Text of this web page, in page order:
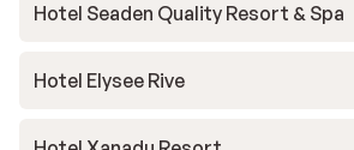
Hotel Seaden Quality Resort & Spa
Hotel Elysee Rive